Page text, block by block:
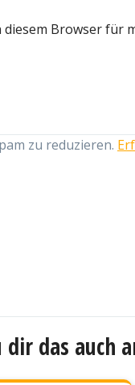
diesem Browser für
zu reduzieren.
dir das auch